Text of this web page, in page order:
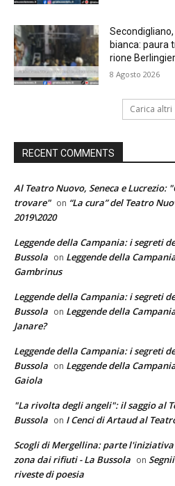
bianca: paura
rione
8 Agosto 2026
Carica altri
RECENT COMMENTS
Al Teatro Nuovo, Seneca e Lucrezio:
trovare" on “La cura” del Teatro
2019\2020
Leggende della Campania: i segreti
Bussola on Leggende della
Gambrinus
Leggende della Campania: i segreti
Bussola on Leggende della
Janare?
Leggende della Campania: i segreti
Bussola on Leggende della
Gaiola
"La rivolta degli angeli": il saggio al
Bussola on I Cenci di Artaud al
Scogli di Mergellina: parte
zona dai rifiuti - La Bussola on
riveste di poesia